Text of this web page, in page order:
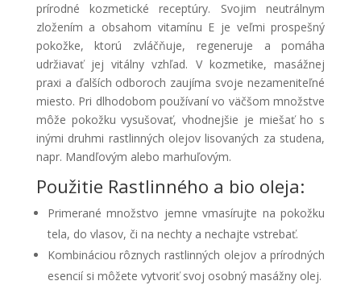
prírodné kozmetické receptúry. Svojim neutrálnym
zložením a obsahom vitamínu E je veľmi prospešný
pokožke, ktorú zvláčňuje, regeneruje a pomáha
udržiavať jej vitálny vzhľad. V kozmetike, masážnej
praxi a ďalších odboroch zaujíma svoje nezameniteľné
miesto. Pri dlhodobom používaní vo väčšom množstve
môže pokožku vysušovať, vhodnejšie je miešať ho s
inými druhmi rastlinných olejov lisovaných za studena,
napr. Mandľovým alebo marhuľovým.
Použitie Rastlinného a bio oleja:
Primerané množstvo jemne vmasírujte na pokožku
tela, do vlasov, či na nechty a nechajte vstrebať.
Kombináciou rôznych rastlinných olejov a prírodných
esencií si môžete vytvoriť svoj osobný masážny olej.